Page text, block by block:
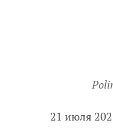
21 июля